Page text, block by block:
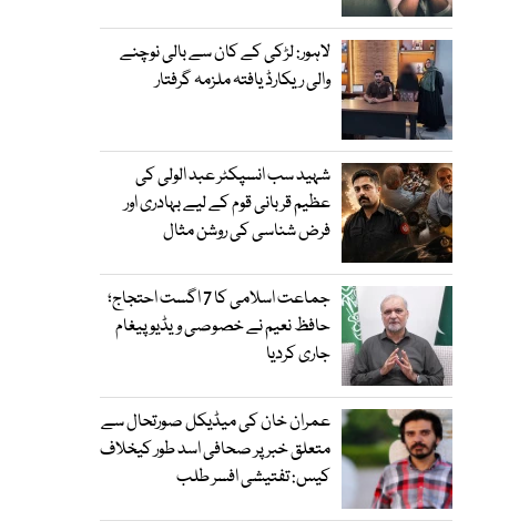
لاہور: لڑکی کے کان سے بالی نوچنے
والی ریکارڈ یافتہ ملزمہ گرفتار
شہید سب انسپکٹر عبد الولی کی
عظیم قربانی قوم کے لیے بہادری اور
فرض شناسی کی روشن مثال
جماعت اسلامی کا 7 اگست احتجاج؛
حافظ نعیم نے خصوصی ویڈیو پیغام
جاری کردیا
عمران خان کی میڈیکل صورتحال سے
متعلق خبر پر صحافی اسد طور کیخلاف
کیس: تفتیشی افسر طلب